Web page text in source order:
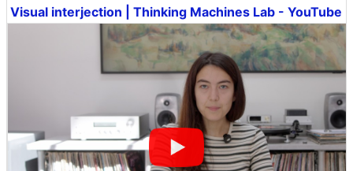
Visual interjection | Thinking Machines Lab - YouTube